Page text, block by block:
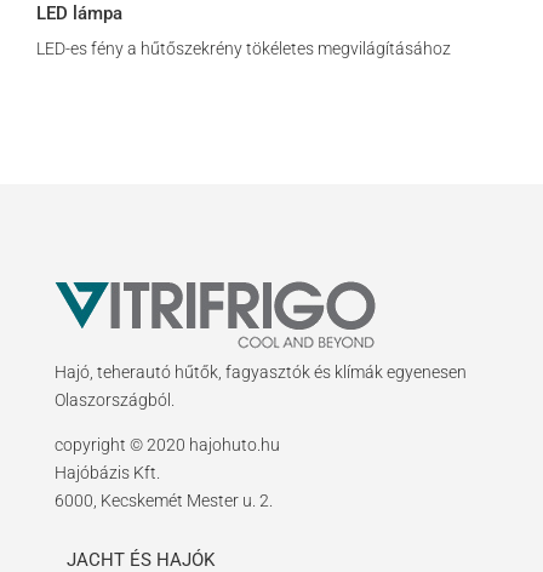
LED lámpa
LED-es fény a hűtőszekrény tökéletes megvilágításához
Hajó, teherautó hűtők, fagyasztók és klímák egyenesen
Olaszországból.
copyright © 2020 hajohuto.hu
Hajóbázis Kft.
6000, Kecskemét Mester u. 2.
JACHT ÉS HAJÓK